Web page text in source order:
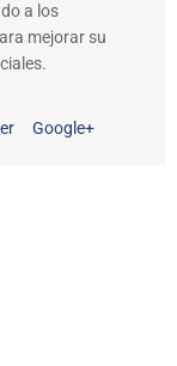
a los
mejorar su
Google+